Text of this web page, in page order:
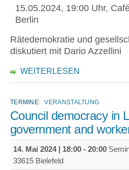
15.05.2024, 19:00 Uhr,
Berlin
Rätedemokratie und
diskutiert mit Dario Azzellini
WEITERLESEN
TERMINE: VERANSTALTUNG
Council democracy in
government and
14. Mai 2024 | 18:00 - 20:00
33615 Bielefeld